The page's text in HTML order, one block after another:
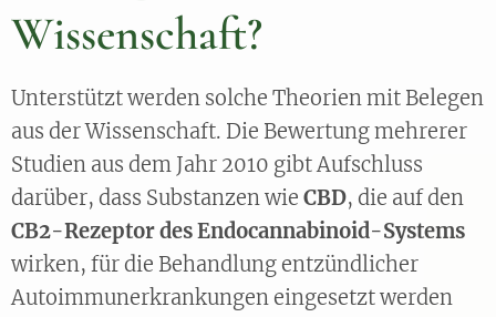
Wissenschaft?
Unterstützt werden solche Theorien mit Belegen
aus der Wissenschaft. Die Bewertung mehrerer
Studien aus dem Jahr 2010 gibt Aufschluss
darüber, dass Substanzen wie CBD, die auf den
CB2-Rezeptor des Endocannabinoid-Systems
wirken, für die Behandlung entzündlicher
Autoimmunerkrankungen eingesetzt werden